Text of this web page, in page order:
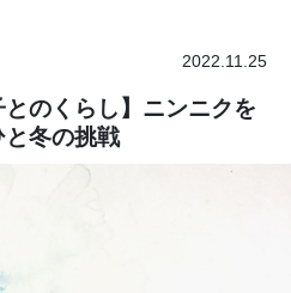
2022.11.25
とのくらし】ニンニクを
冬の挑戦